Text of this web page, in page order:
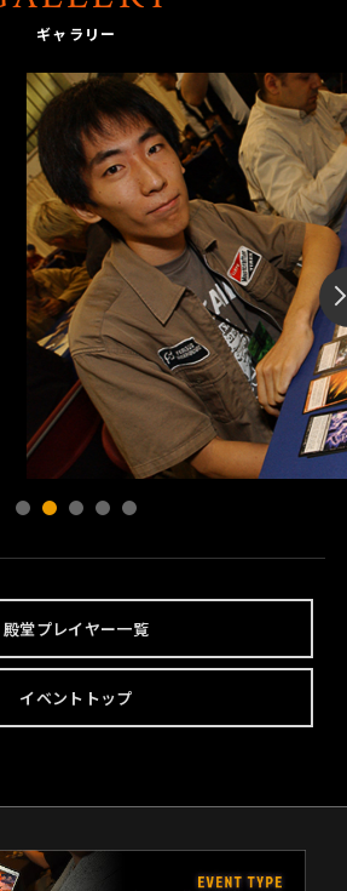
ギャラリー
殿堂プレイヤー一覧
イベントトップ